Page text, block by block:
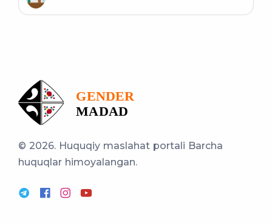
© 2026. Huquqiy maslahat portali Barcha
huquqlar himoyalangan.